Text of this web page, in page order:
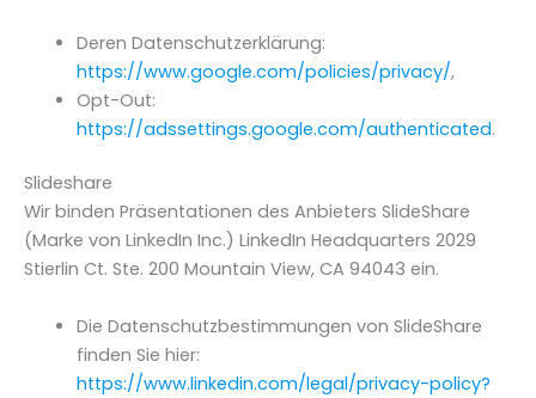
Deren Datenschutzerklärung:
https://www.google.com/policies/privacy/,
Opt-Out:
https://adssettings.google.com/authenticated.
Slideshare
Wir binden Präsentationen des Anbieters SlideShare
(Marke von LinkedIn Inc.) LinkedIn Headquarters 2029
Stierlin Ct. Ste. 200 Mountain View, CA 94043 ein.
Die Datenschutzbestimmungen von SlideShare
finden Sie hier:
https://www.linkedin.com/legal/privacy-policy?